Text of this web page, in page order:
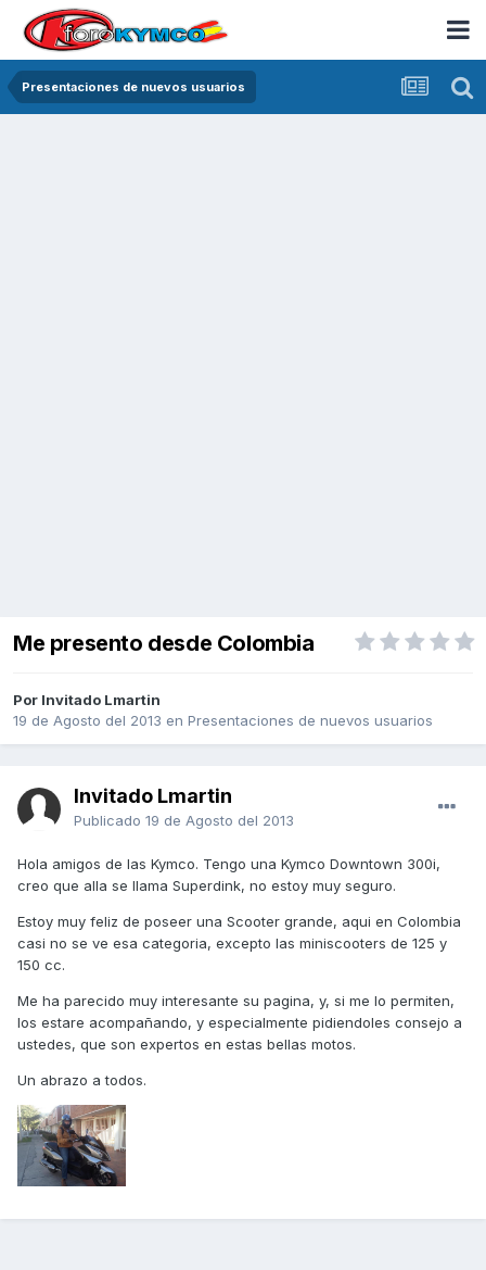
Presentaciones de nuevos usuarios
Me presento desde Colombia
Por Invitado Lmartin
19 de Agosto del 2013 en Presentaciones de nuevos usuarios
Invitado Lmartin
Publicado 19 de Agosto del 2013
Hola amigos de las Kymco. Tengo una Kymco Downtown 300i,
creo que alla se llama Superdink, no estoy muy seguro.
Estoy muy feliz de poseer una Scooter grande, aqui en Colombia
casi no se ve esa categoria, excepto las miniscooters de 125 y
150 cc.
Me ha parecido muy interesante su pagina, y, si me lo permiten,
los estare acompañando, y especialmente pidiendoles consejo a
ustedes, que son expertos en estas bellas motos.
Un abrazo a todos.